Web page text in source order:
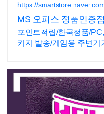
https://
MS 오피스 정품인증점
포인트적립/한국정품/
키지 발송/게임용 주변기